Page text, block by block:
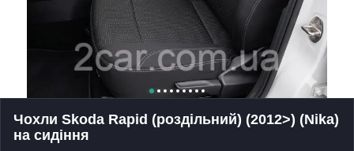
Чохли Skoda Rapid (роздільний) (2012>) (Nika)
на сидіння